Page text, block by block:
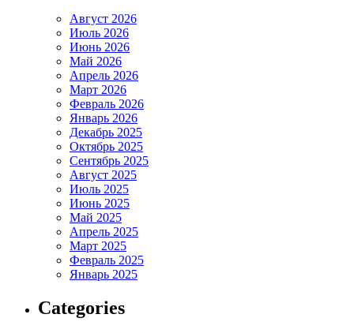
Август 2026
Июль 2026
Июнь 2026
Май 2026
Апрель 2026
Март 2026
Февраль 2026
Январь 2026
Декабрь 2025
Октябрь 2025
Сентябрь 2025
Август 2025
Июль 2025
Июнь 2025
Май 2025
Апрель 2025
Март 2025
Февраль 2025
Январь 2025
Categories